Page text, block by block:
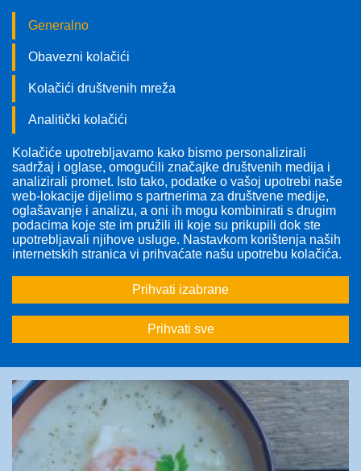
Pratite nas!
Odabrana tema:
<< < 3 4 5 ... 37 > >>
Generalno
Obavezni kolačići
Kolačići društvenih mreža
Analitički kolačići
Kolačiće upotrebljavamo kako bismo personalizirali
sadržaj i oglase, omogućili značajke društvenih medija i
analizirali promet. Isto tako, podatke o vašoj upotrebi naše
web-lokacije dijelimo s partnerima za društvene medije,
oglašavanje i analizu, a oni ih mogu kombinirati s drugim
podacima koje ste im pružili ili koje su prikupili dok ste
upotrebljavali njihove usluge. Nastavkom korištenja naših
internetskih stranica vi prihvaćate našu upotrebu kolačića.
Prihvati izabrane
Prihvati sve